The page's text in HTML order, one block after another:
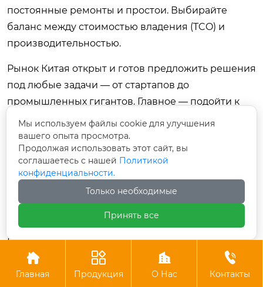
постоянные ремонты и простои. Выбирайте
баланс между стоимостью владения (TCO) и
производительностью.
Рынок Китая открыт и готов предложить решения
под любые задачи — от стартапов до
промышленных гигантов. Главное — подойти к
вопросу вооруженным знаниями о современных
возможностях оборудования и четким
пониманием собственных бизнес-процессов.
Правильно выбранная машина станет
фундаментом для выпуска качественной,
конкурентоспособной упаковки, востребованной
на глобальном рынке.
Помните: качество вашей упаковки — это лицо
вашего бренда. И именно от точности высечки и
чистоты зачистки зависит первое впечатление

Главная

Продукция

О Нас

Контакты
Мы используем файлы cookie для улучшения
вашего опыта просмотра.
Продолжая использовать этот сайт, вы
соглашаетесь с нашей Политикой
конфиденциальности.
Только необходимые
Принять все